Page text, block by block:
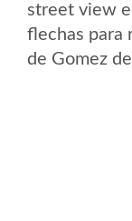
street view
flechas para
de Gomez